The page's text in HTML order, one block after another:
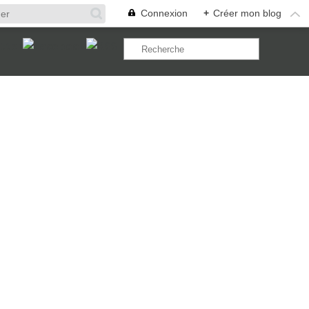
Connexion + Créer mon blog